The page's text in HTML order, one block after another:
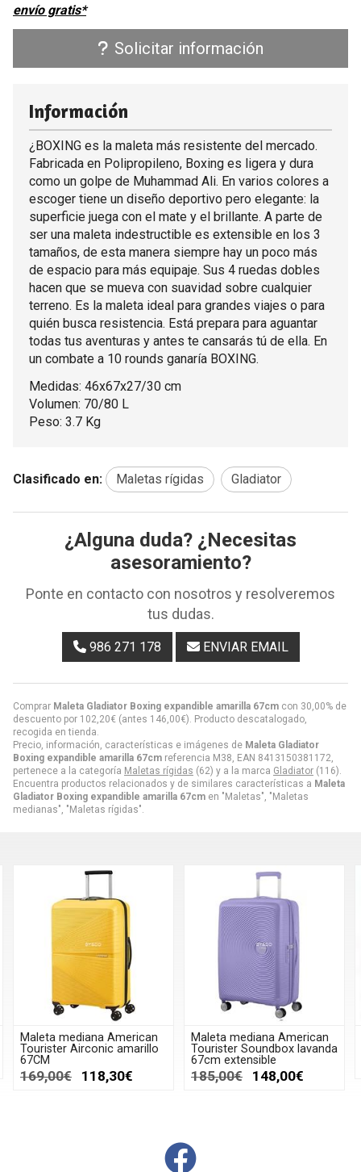
envío gratis*
Solicitar información
Comprar Maleta Gladiator Boxing expandible amarilla 67cm con 30,00% de
descuento por 102,20€ (antes 146,00€). Producto descatalogado,
recogida en tienda.
Precio, información, características e imágenes de Maleta Gladiator
Boxing expandible amarilla 67cm referencia M38, EAN 8413150381172,
pertenece a la categoría Maletas rígidas (62) y a la marca Gladiator (116).
Encuentra productos relacionados y de similares características a Maleta
Gladiator Boxing expandible amarilla 67cm en "Maletas", "Maletas
medianas", "Maletas rígidas".
Información
¿BOXING es la maleta más resistente del mercado.
Fabricada en Polipropileno, Boxing es ligera y dura
como un golpe de Muhammad Ali. En varios colores a
escoger tiene un diseño deportivo pero elegante: la
superficie juega con el mate y el brillante. A parte de
ser una maleta indestructible es extensible en los 3
tamaños, de esta manera siempre hay un poco más
de espacio para más equipaje. Sus 4 ruedas dobles
hacen que se mueva con suavidad sobre cualquier
terreno. Es la maleta ideal para grandes viajes o para
quién busca resistencia. Está prepara para aguantar
todas tus aventuras y antes te cansarás tú de ella. En
un combate a 10 rounds ganaría BOXING.
Medidas: 46x67x27/30 cm
Volumen: 70/80 L
Peso: 3.7 Kg
Clasificado en: Maletas rígidas Gladiator
¿Alguna duda? ¿Necesitas
asesoramiento?
Ponte en contacto con nosotros y resolveremos
tus dudas.
986 271 178 ENVIAR EMAIL
Maleta mediana American
Tourister Airconic amarillo
67CM
169,00€ 118,30€
Maleta mediana American
Tourister Soundbox lavanda
67cm extensible
185,00€ 148,00€